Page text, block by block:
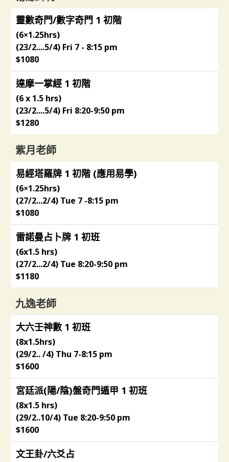
靈數奇門/數字奇門 1 初階
(6×1.25hrs)
(23/2....5/4) Fri 7 - 8:15 pm
$1080
達摩一掌經 1 初階
(6 x 1.5 hrs)
(23/2....5/4) Fri 8:20-9:50 pm
$1280
紫月老師
易經塔羅牌 1 初階 (應用易學)
(6×1.25hrs)
(27/2...2/4) Tue 7 -8:15 pm
$1080
雷諾曼占卜牌 1 初班
(6x1.5 hrs)
(27/2...2/4) Tue 8:20-9:50 pm
$1180
九逸老師
大六壬神數 1 初班
(8x1.5hrs)
(29/2.. /4) Thu 7-8:15 pm
$1600
宮廷派(陽/陰)盤奇門遁甲 1 初班
(8x1.5 hrs)
(29/2..10/4) Tue 8:20-9:50 pm
$1600
文王卦/六爻占